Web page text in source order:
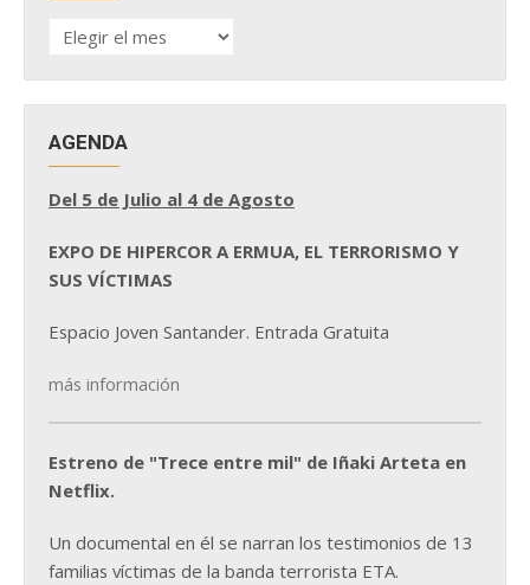
HISTÓRICO
DE
AGENDA
Del 5 de Julio al 4 de Agosto
EXPO DE HIPERCOR A ERMUA, EL TERRORISMO Y
SUS VÍCTIMAS
Espacio Joven Santander. Entrada Gratuita
más información
Estreno de "Trece entre mil" de Iñaki Arteta en
Netflix.
Un documental en él se narran los testimonios de 13
familias víctimas de la banda terrorista ETA.